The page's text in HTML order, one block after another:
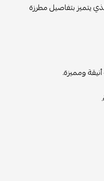
يتميز بتفاصيل مطرزة
ومميزة.